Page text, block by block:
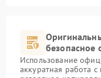
безопасное
Использование
аккуратная работа